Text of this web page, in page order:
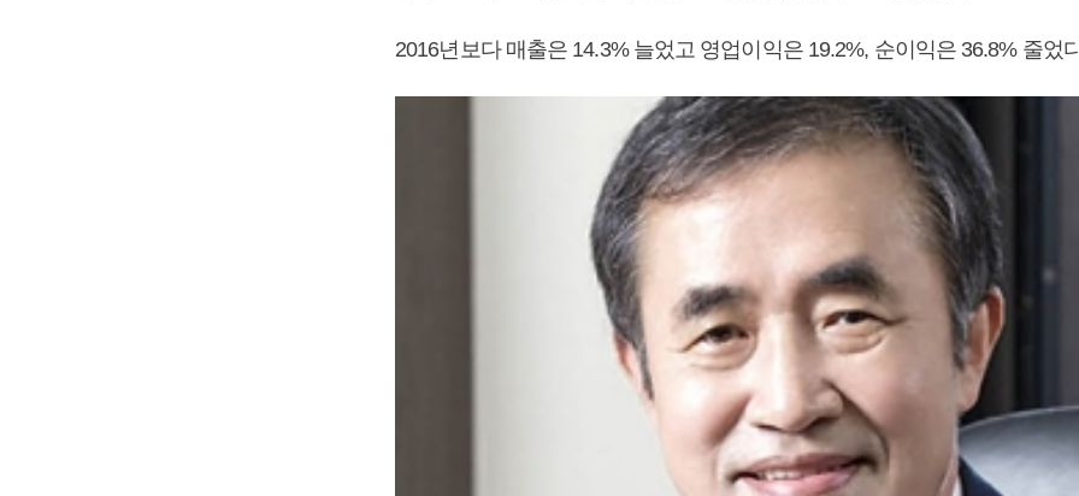
2016년보다 매출은 14.3% 늘었고 영업이익은 19.2%, 순이익은 36.8% 줄었